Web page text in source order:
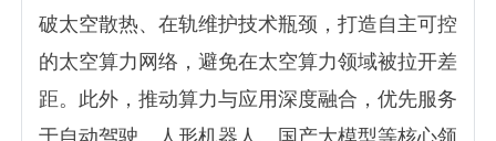
破太空散热、在轨维护技术瓶颈，打造自主可控
的太空算力网络，避免在太空算力领域被拉开差
距。此外，推动算力与应用深度融合，优先服务